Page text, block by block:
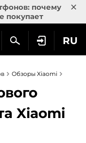
почему
покупает
×
RU
Обзоры Xiaomi
Xiaomi